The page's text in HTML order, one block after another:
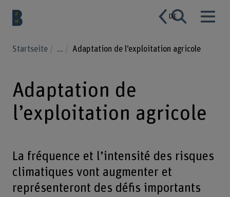
DE
Startseite ... Adaptation de l’exploitation agricole
Adaptation de
l’exploitation agricole
La fréquence et l’intensité des risques
climatiques vont augmenter et
représenteront des défis importants